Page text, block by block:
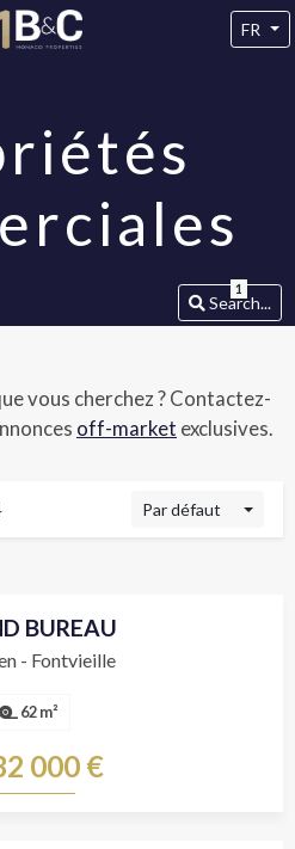
FR
Search...
1
vous cherchez ? Contactez-
off-market exclusives.
Par défaut
BUREAU
- Fontvieille
62 m²
000 €